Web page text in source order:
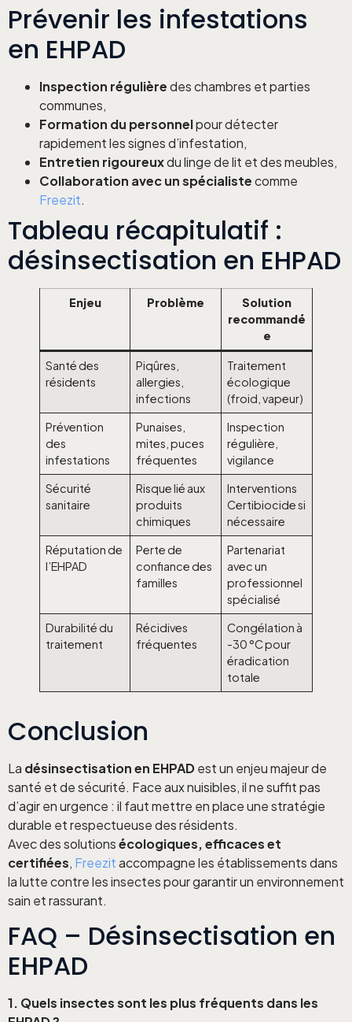
Prévenir les infestations
en EHPAD
Inspection régulièredes chambres et parties
communes,
Formation du personnelpour détecter
rapidement les signes d’infestation,
Entretien rigoureuxdu linge de lit et des meubles,
Collaboration avec un spécialistecomme
Freezit.
Tableau récapitulatif :
désinsectisation en EHPAD
Enjeu Problème
Solution
recommandé
e
Santé des
résidents
Piqûres,
allergies,
infections
Traitement
écologique
(froid, vapeur)
Prévention
des
infestations
Punaises,
mites, puces
fréquentes
Inspection
régulière,
vigilance
Sécurité
sanitaire
Risque lié aux
produits
chimiques
Interventions
Certibiocide si
nécessaire
Réputation de
l’EHPAD
Perte de
confiance des
familles
Partenariat
avec un
professionnel
spécialisé
Durabilité du
traitement
Récidives
fréquentes
Congélation à
-30 °C pour
éradication
totale
Conclusion
La désinsectisation en EHPADest un enjeu majeur de
santé et de sécurité. Face aux nuisibles, il ne suffit pas
d’agir en urgence : il faut mettre en place une stratégie
durable et respectueuse des résidents.
Avec des solutionsécologiques, efficaces et
certifiées, Freezitaccompagne les établissements dans
la lutte contre les insectes pour garantir un environnement
sain et rassurant.
FAQ – Désinsectisation en
EHPAD
1. Quels insectes sont les plus fréquents dans les